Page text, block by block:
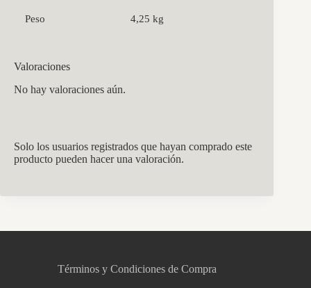
Peso 4,25 kg
Valoraciones
No hay valoraciones aún.
Solo los usuarios registrados que hayan comprado este
producto pueden hacer una valoración.
Términos y Condiciones de Compra
Asistente virtual · En línea